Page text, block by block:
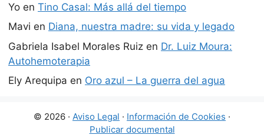
Yo en Tino Casal: Más allá del tiempo
Mavi en Diana, nuestra madre: su vida y legado
Gabriela Isabel Morales Ruiz en Dr. Luiz Moura:
Autohemoterapia
Ely Arequipa en Oro azul – La guerra del agua
© 2026 · Aviso Legal · Información de Cookies ·
Publicar documental